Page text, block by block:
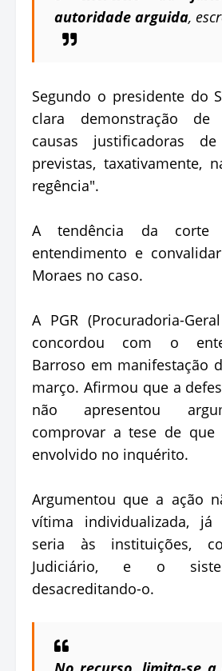
autoridade arguida,
Segundo o presidente do
clara demonstração de
causas justificadoras
previstas, taxativamente,
regência".
A tendência da
entendimento e
Moraes no caso.
A PGR (Procuradoria-
concordou com o
Barroso em manifestação
março. Afirmou que a
não apresentou
comprovar a tese de que
envolvido no inquérito.
Argumentou que a ação
vítima individualizada,
seria às instituições,
Judiciário, e o
desacreditando-o.